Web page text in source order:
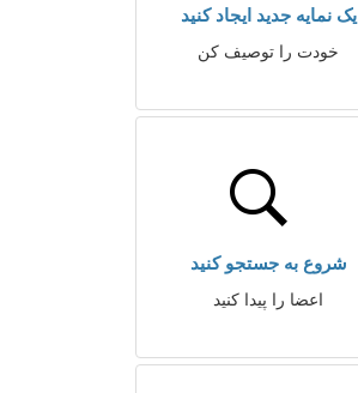
یک نمایه جدید ایجاد کنید
خودت را توصیف کن
شروع به جستجو کنید
اعضا را پیدا کنید